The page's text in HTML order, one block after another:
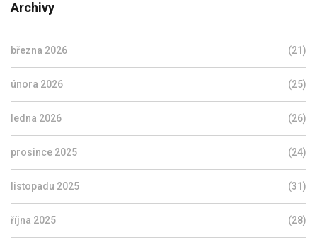
Archivy
března 2026 (21)
února 2026 (25)
ledna 2026 (26)
prosince 2025 (24)
listopadu 2025 (31)
října 2025 (28)